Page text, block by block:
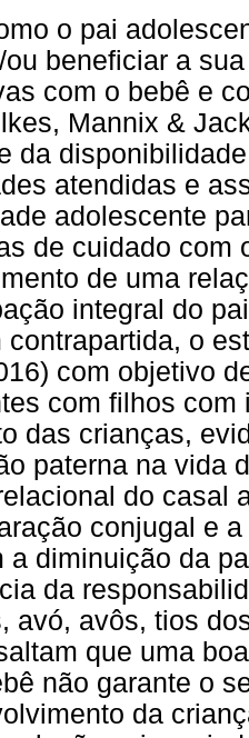
o pai
ou beneficiar a
com o bebê e
Mannix &
da
atendidas e
adolescente
de cuidado com
de uma
integral do
contrapartida, o
com objetivo
com filhos
das crianças,
paterna na vida
do casal
conjugal e
a diminuição da
da
avó, avôs, tios
que uma
não garante o
da